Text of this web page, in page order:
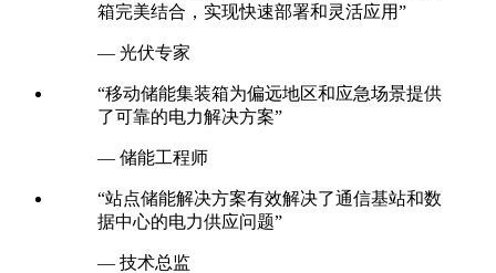
箱完美结合，实现快速部署和灵活应用”
— 光伏专家
“移动储能集装箱为偏远地区和应急场景提供
了可靠的电力解决方案”
— 储能工程师
“站点储能解决方案有效解决了通信基站和数
据中心的电力供应问题”
— 技术总监